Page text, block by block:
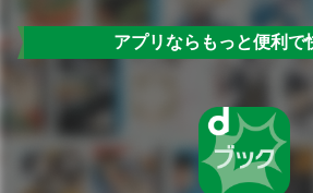
アプリならもっと便利で